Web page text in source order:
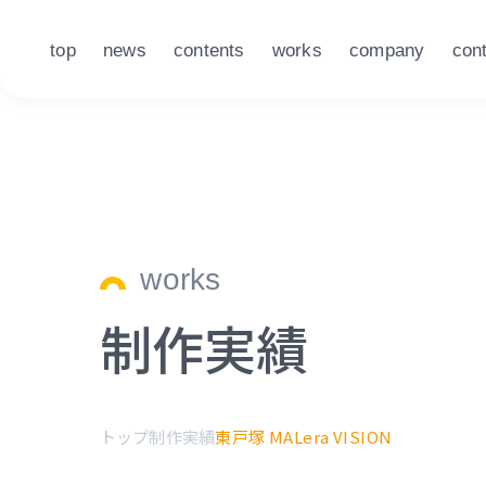
top news contents works company
works
制作実績
トップ制作実績東戸塚 MALera VISION